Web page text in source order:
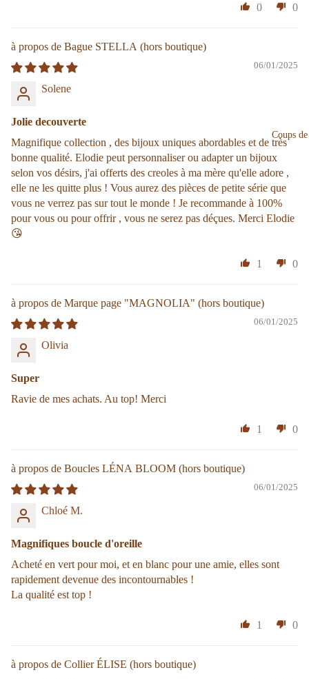
Coups
0 0
Bague STELLA
06/01/2025
Solene
Jolie decouverte
Magnifique collection , des bijoux uniques abordables et de très
bonne qualité. Elodie peut personnaliser ou adapter un bijoux
selon vos désirs, j'ai offerts des creoles à ma mère qu'elle adore ,
elle ne les quitte plus ! Vous aurez des pièces de petite série que
vous ne verrez pas sur tout le monde ! Je recommande à 100%
pour vous ou pour offrir , vous ne serez pas déçues. Merci Elodie
😘
1 0
Marque page "MAGNOLIA"
06/01/2025
Olivia
Super
Ravie de mes achats. Au top! Merci
1 0
Boucles LÉNA BLOOM
06/01/2025
Chloé M.
Magnifiques boucle d'oreille
Acheté en vert pour moi, et en blanc pour une amie, elles sont
rapidement devenue des incontournables !
La qualité est top !
1 0
Collier ÉLISE